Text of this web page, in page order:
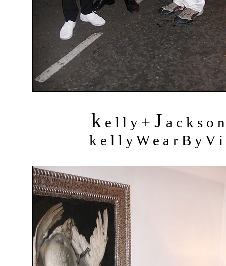
k e l l y + J a c k s o
k e l l y W e a r B y V